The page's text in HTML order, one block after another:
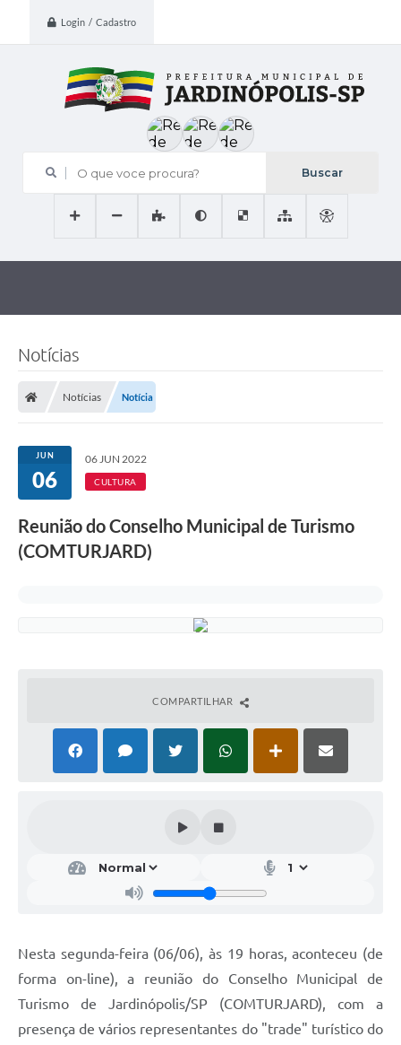
Login / Cadastro
O que voce procura?
Notícias
Notícias Notícia
JUN
06
06 JUN 2022
CULTURA
Reunião do Conselho Municipal de Turismo
(COMTURJARD)
COMPARTILHAR
Nesta segunda-feira (06/06), às 19 horas, aconteceu (de
forma on-line), a reunião do Conselho Municipal de
Turismo de Jardinópolis/SP (COMTURJARD), com a
presença de vários representantes do "trade" turístico do